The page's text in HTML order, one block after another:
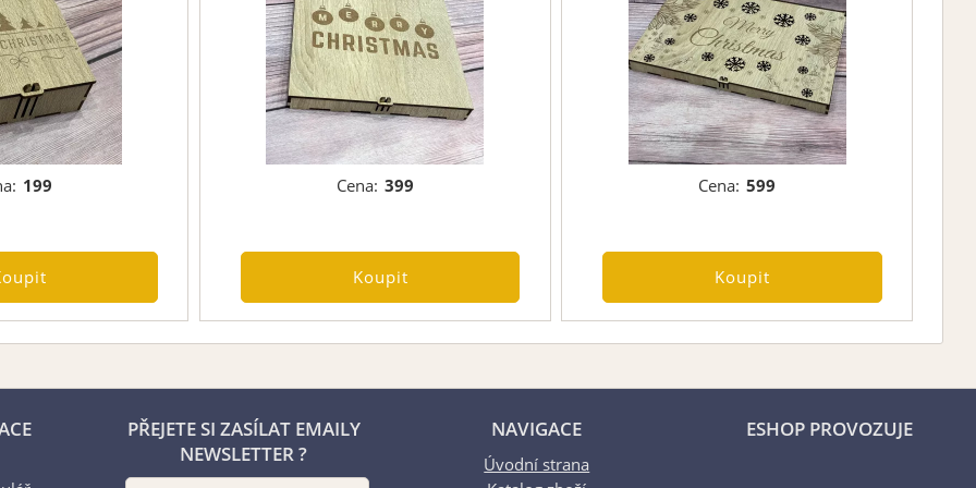
199 Cena: 399 Cena: 599
PŘEJETE SI ZASÍLAT EMAILY
NEWSLETTER ?
NAVIGACE
Úvodní strana
ESHOP PROVOZUJE